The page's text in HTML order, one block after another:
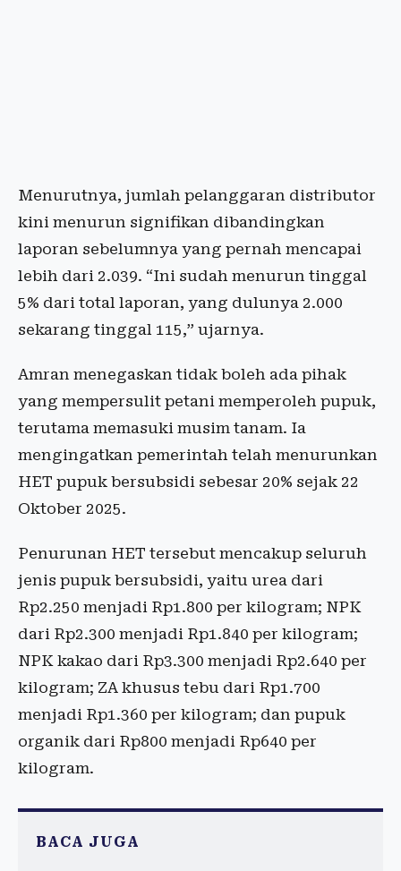
Menurutnya, jumlah pelanggaran distributor
kini menurun signifikan dibandingkan
laporan sebelumnya yang pernah mencapai
lebih dari 2.039. “Ini sudah menurun tinggal
5% dari total laporan, yang dulunya 2.000
sekarang tinggal 115,” ujarnya.
Amran menegaskan tidak boleh ada pihak
yang mempersulit petani memperoleh pupuk,
terutama memasuki musim tanam. Ia
mengingatkan pemerintah telah menurunkan
HET pupuk bersubsidi sebesar 20% sejak 22
Oktober 2025.
Penurunan HET tersebut mencakup seluruh
jenis pupuk bersubsidi, yaitu urea dari
Rp2.250 menjadi Rp1.800 per kilogram; NPK
dari Rp2.300 menjadi Rp1.840 per kilogram;
NPK kakao dari Rp3.300 menjadi Rp2.640 per
kilogram; ZA khusus tebu dari Rp1.700
menjadi Rp1.360 per kilogram; dan pupuk
organik dari Rp800 menjadi Rp640 per
kilogram.
BACA JUGA